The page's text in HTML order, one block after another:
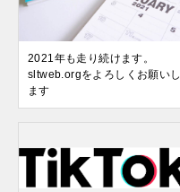
2021年も走り続けます。
sltweb.orgをよろしくお願いし
ます